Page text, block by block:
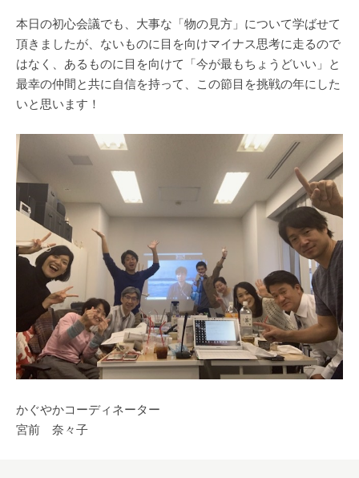
本日の初心会議でも、大事な「物の見方」について学ばせて
頂きましたが、ないものに目を向けマイナス思考に走るので
はなく、あるものに目を向けて「今が最もちょうどいい」と
最幸の仲間と共に自信を持って、この節目を挑戦の年にした
いと思います！
かぐやかコーディネーター
宮前 奈々子